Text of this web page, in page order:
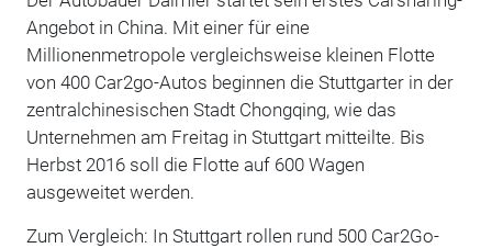
Angebot in China. Mit einer für eine
Millionenmetropole vergleichsweise kleinen Flotte
von 400 Car2go-Autos beginnen die Stuttgarter in der
zentralchinesischen Stadt Chongqing, wie das
Unternehmen am Freitag in Stuttgart mitteilte. Bis
Herbst 2016 soll die Flotte auf 600 Wagen
ausgeweitet werden.
Zum Vergleich: In Stuttgart rollen rund 500 Car2Go-